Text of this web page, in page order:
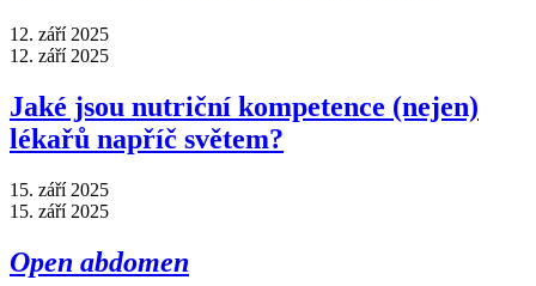
12. září 2025
12. září 2025
Jaké jsou nutriční kompetence (nejen)
lékařů napříč světem?
15. září 2025
15. září 2025
Open abdomen